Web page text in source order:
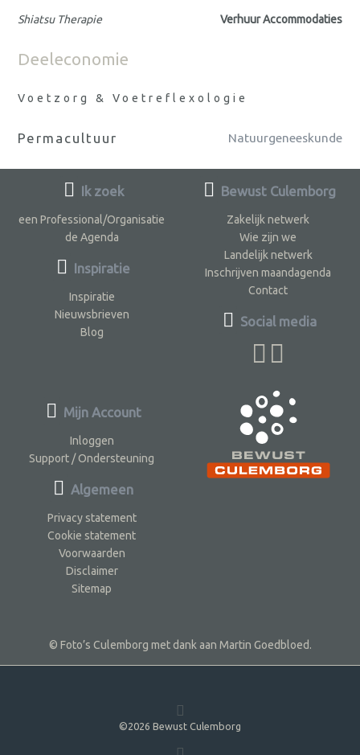
Shiatsu Therapie Verhuur Accommodaties
Deeleconomie
Voetzorg & Voetreflexologie
Permacultuur Natuurgeneeskunde
Ik zoek
een Professional/Organisatie
de Agenda
Inspiratie
Inspiratie
Nieuwsbrieven
Blog
Bewust Culemborg
Zakelijk netwerk
Wie zijn we
Landelijk netwerk
Inschrijven maandagenda
Contact
Social media
Mijn Account
Inloggen
Support / Ondersteuning
Algemeen
Privacy statement
Cookie statement
Voorwaarden
Disclaimer
Sitemap
© Foto’s Culemborg met dank aan Martin Goedbloed.
©2026 Bewust Culemborg